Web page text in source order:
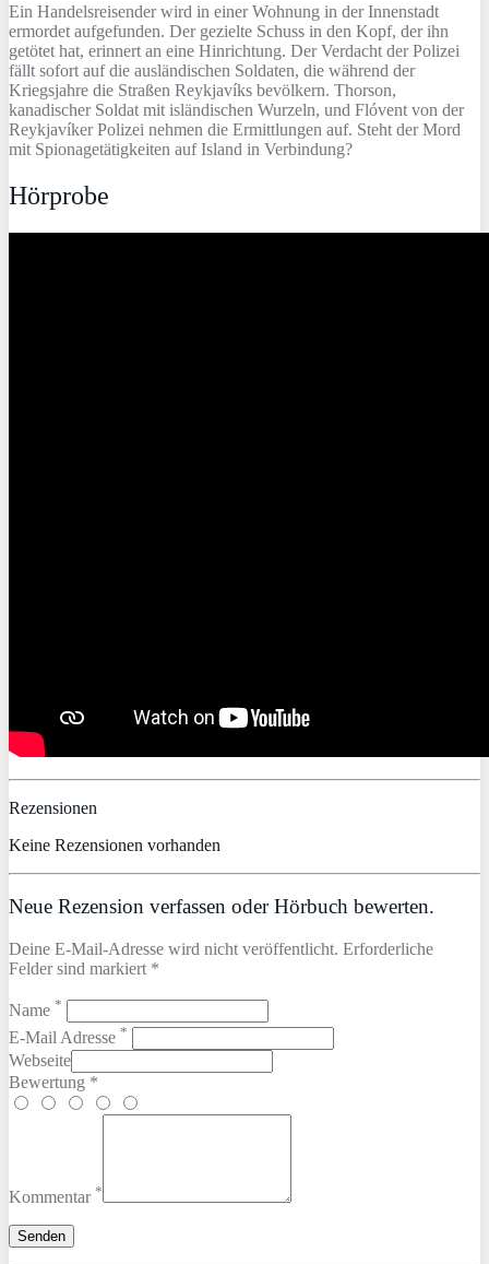
Ein Handelsreisender wird in einer Wohnung in der Innenstadt
ermordet aufgefunden. Der gezielte Schuss in den Kopf, der ihn
getötet hat, erinnert an eine Hinrichtung. Der Verdacht der Polizei
fällt sofort auf die ausländischen Soldaten, die während der
Kriegsjahre die Straßen Reykjavíks bevölkern. Thorson,
kanadischer Soldat mit isländischen Wurzeln, und Flóvent von der
Reykjavíker Polizei nehmen die Ermittlungen auf. Steht der Mord
mit Spionagetätigkeiten auf Island in Verbindung?
Hörprobe
Rezensionen
Keine Rezensionen vorhanden
Neue Rezension verfassen oder Hörbuch bewerten.
Deine E-Mail-Adresse wird nicht veröffentlicht. Erforderliche
Felder sind markiert *
Name *
E-Mail Adresse *
Webseite
Bewertung *
Kommentar *